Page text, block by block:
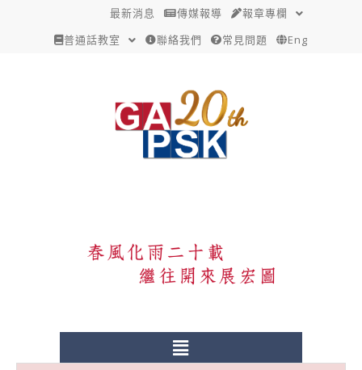
最新消息 傳媒報導
報章專欄
普通話教室
聯絡我們 常見問題 Eng
Menu